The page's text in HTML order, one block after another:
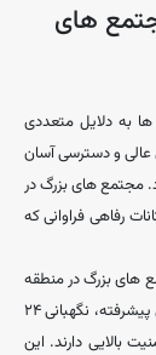
های
منطقه ۳ برای خانواده ‌ها به دلایل متعددی
و دسترسی آسان
مجتمع‌ های بزرگ در
رفاهی فراوانی که
های بزرگ در منطقه
۳ به‌ خوبی این نیاز را برآورده می‌ کنند. با سیستم ‌های امنیتی پیشرفته، نگهبانی ۲۴
بالایی دارند. این